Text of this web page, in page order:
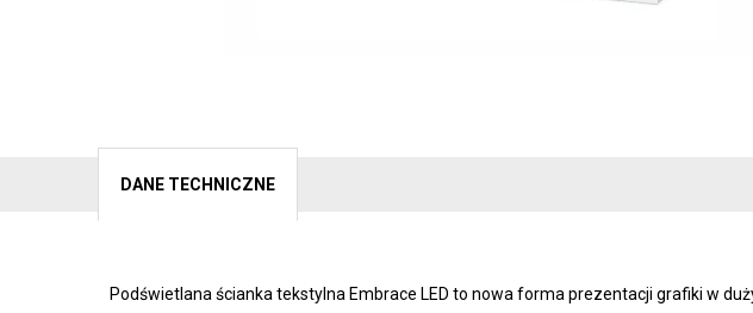
DANE TECHNICZNE
Podświetlana ścianka tekstylna Embrace LED to nowa forma prezentacji grafiki w